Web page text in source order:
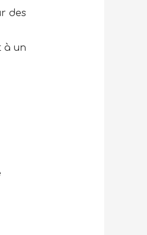
des
à un